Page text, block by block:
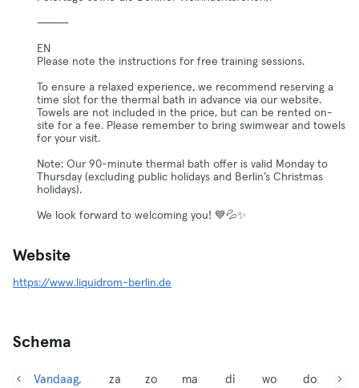
⸻
EN
Please note the instructions for free training sessions.
To ensure a relaxed experience, we recommend reserving a
time slot for the thermal bath in advance via our website.
Towels are not included in the price, but can be rented on-
site for a fee. Please remember to bring swimwear and towels
for your visit.
Note: Our 90-minute thermal bath offer is valid Monday to
Thursday (excluding public holidays and Berlin’s Christmas
holidays).
We look forward to welcoming you! 💙💦✨
Website
https://www.liquidrom-berlin.de
Schema
Vandaag,
za
zo
ma
di
wo
do